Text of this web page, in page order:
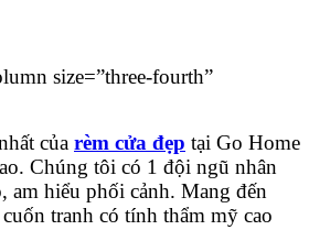
size=”three-fourth”
của rèm cửa đẹp tại Go Home
Chúng tôi có 1 đội ngũ nhân
am hiểu phối cảnh. Mang đến
tranh có tính thẩm mỹ cao